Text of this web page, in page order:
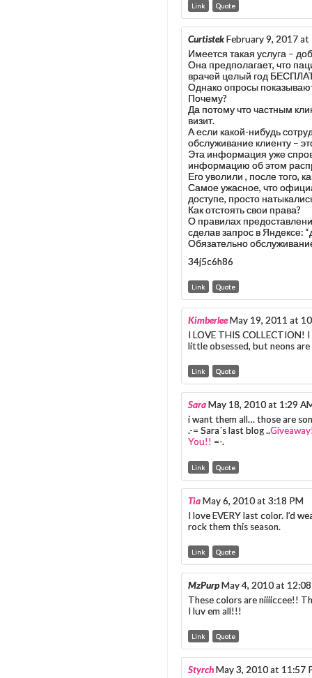
Link Quote
CurtistekFebruary 9, 2017 at
Имеется такая услуга –
Она предполагает, что
врачей целый год
Однако опросы
Почему?
Да потому что частным
визит.
А если какой-нибудь
обслуживание клиенту –
Эта информация уже
информацию об этом
Его уволили , после того,
Самое ужасное, что
доступе, просто
Как отстоять свои права?
О правилах
сделав запрос в Яндексе:
Обязательно
34j5c6h86
Link Quote
KimberleeMay 19, 2011 at
I LOVE THIS COLLECTION!
little obsessed, but neons
Link Quote
SaraMay 18, 2010 at 1:29
i want them all… those are
.-= Sara´s last blog ..
You!! =-.
Link Quote
TiaMay 6, 2010 at 3:18 PM
I love EVERY last color. I’d
rock them this season.
Link Quote
MzPurpMay 4, 2010 at
These colors are niiiiccee!!
I luv em all!!!
Link Quote
StyrchMay 3, 2010 at 11:57